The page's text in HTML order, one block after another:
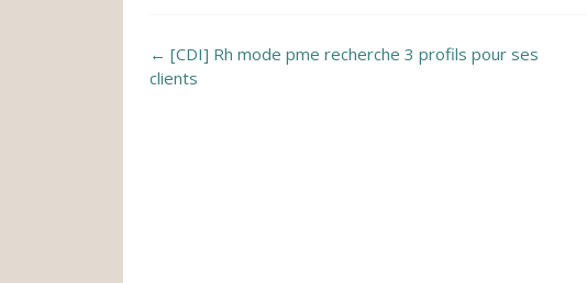
Post navigation
← [CDI] Rh mode pme recherche 3 profils pour ses
clients